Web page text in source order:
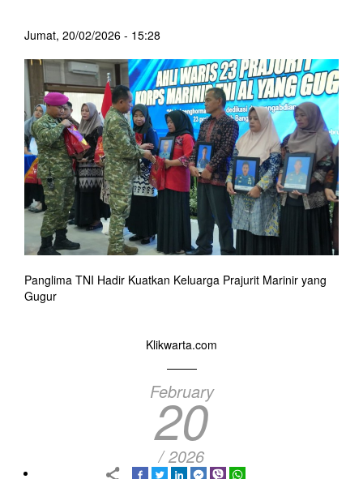
Jumat, 20/02/2026 - 15:28
Panglima TNI Hadir Kuatkan Keluarga Prajurit Marinir yang
Gugur
Klikwarta.com
February
20
/ 2026